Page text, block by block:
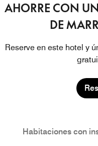
AHORRE CON
DE
Reserve en este hotel y
Habitaciones con